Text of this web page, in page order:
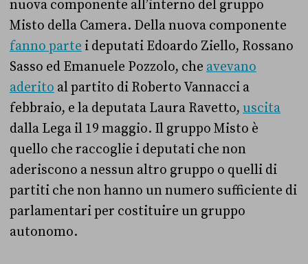
nuova componente all’interno del gruppo
Misto della Camera. Della nuova componente
fanno parte i deputati Edoardo Ziello, Rossano
Sasso ed Emanuele Pozzolo, che avevano
aderito al partito di Roberto Vannacci a
febbraio, e la deputata Laura Ravetto, uscita
dalla Lega il 19 maggio. Il gruppo Misto è
quello che raccoglie i deputati che non
aderiscono a nessun altro gruppo o quelli di
partiti che non hanno un numero sufficiente di
parlamentari per costituire un gruppo
autonomo.